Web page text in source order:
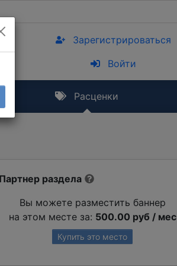
Зарегистрироваться
Войти
Расценки
Партнер раздела
Вы можете разместить баннер
на этом месте за: 500.00 руб / мес
Купить это место